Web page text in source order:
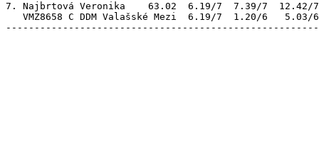
7. Najbrtová Veronika    63.02  6.19/7  7.39/7
VMZ8658 C DDM Valašské Mezi  6.19/7  1.20/6